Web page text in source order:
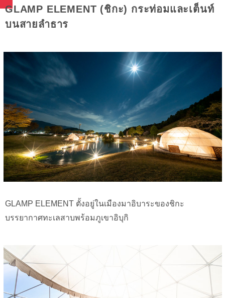
GLAMP ELEMENT (ชิกะ) กระท่อมและเต็นท์
บนสายลำธาร
GLAMP ELEMENT ตั้งอยู่ในเมืองมาอิบาระของชิกะ
บรรยากาศทะเลสาบพร้อมภูเขาอิบุกิ